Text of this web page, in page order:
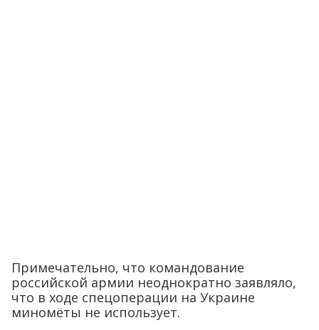
Примечательно, что командование
российской армии неоднократно заявляло,
что в ходе спецоперации на Украине
миномёты не использует.